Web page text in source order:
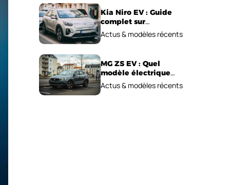
Kia Niro EV : Guide
complet sur
l’autonomie et le prix !
Actus & modèles récents
MG ZS EV : Quel
modèle électrique
choisir pour 2026 ?
Actus & modèles récents